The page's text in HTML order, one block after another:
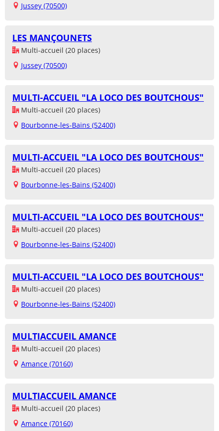
Jussey (70500)
LES MANÇOUNETS
Multi-accueil (20 places)
Jussey (70500)
MULTI-ACCUEIL "LA LOCO DES BOUTCHOUS"
Multi-accueil (20 places)
Bourbonne-les-Bains (52400)
MULTI-ACCUEIL "LA LOCO DES BOUTCHOUS"
Multi-accueil (20 places)
Bourbonne-les-Bains (52400)
MULTI-ACCUEIL "LA LOCO DES BOUTCHOUS"
Multi-accueil (20 places)
Bourbonne-les-Bains (52400)
MULTI-ACCUEIL "LA LOCO DES BOUTCHOUS"
Multi-accueil (20 places)
Bourbonne-les-Bains (52400)
MULTIACCUEIL AMANCE
Multi-accueil (20 places)
Amance (70160)
MULTIACCUEIL AMANCE
Multi-accueil (20 places)
Amance (70160)